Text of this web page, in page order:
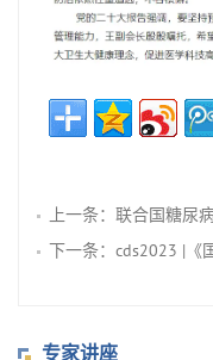
上一条： 联合国糖尿病
下一条： cds2023 |《国家基层糖尿病
专家讲座